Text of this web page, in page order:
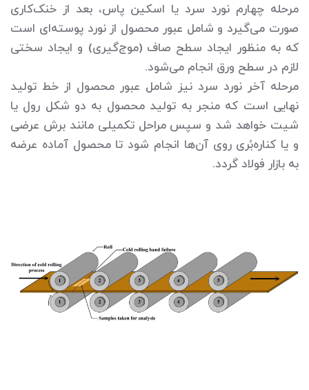
مرحله چهارم نورد سرد یا اسکین پاس، بعد از خنک‌کاری
صورت می‌گیرد و شامل عبور محصول از نورد پوسته‌ای است
که به منظور ایجاد سطح صاف (موج‌گیری) و ایجاد سختی
لازم در سطح ورق انجام می‌شود.
مرحله آخر نورد سرد نیز شامل عبور محصول از خط تولید
نهایی است که منجر به تولید محصول به دو شکل رول یا
شیت خواهد شد و سپس مراحل تکمیلی مانند برش عرضی
و یا کناره‌بُری روی آن‌ها انجام شود تا محصول آماده عرضه
به بازار فولاد گردد.